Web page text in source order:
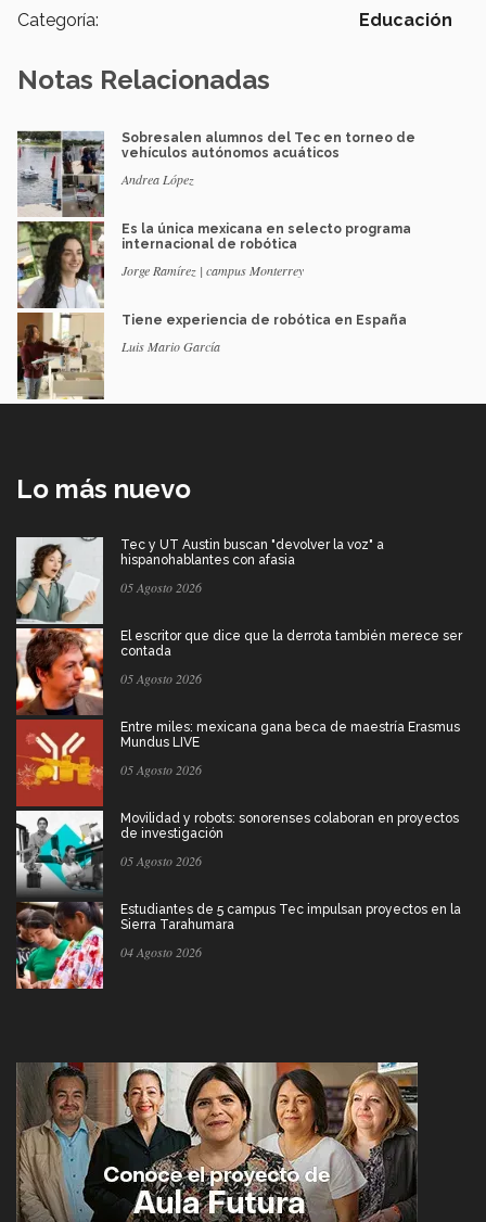
Categoría: Educación
Notas Relacionadas
Sobresalen alumnos del Tec en torneo de
vehículos autónomos acuáticos
Andrea López
Es la única mexicana en selecto programa
internacional de robótica
Jorge Ramírez | campus Monterrey
Tiene experiencia de robótica en España
Luis Mario García
Lo más nuevo
Tec y UT Austin buscan "devolver la voz" a
hispanohablantes con afasia
05 Agosto 2026
El escritor que dice que la derrota también merece ser
contada
05 Agosto 2026
Entre miles: mexicana gana beca de maestría Erasmus
Mundus LIVE
05 Agosto 2026
Movilidad y robots: sonorenses colaboran en proyectos
de investigación
05 Agosto 2026
Estudiantes de 5 campus Tec impulsan proyectos en la
Sierra Tarahumara
04 Agosto 2026